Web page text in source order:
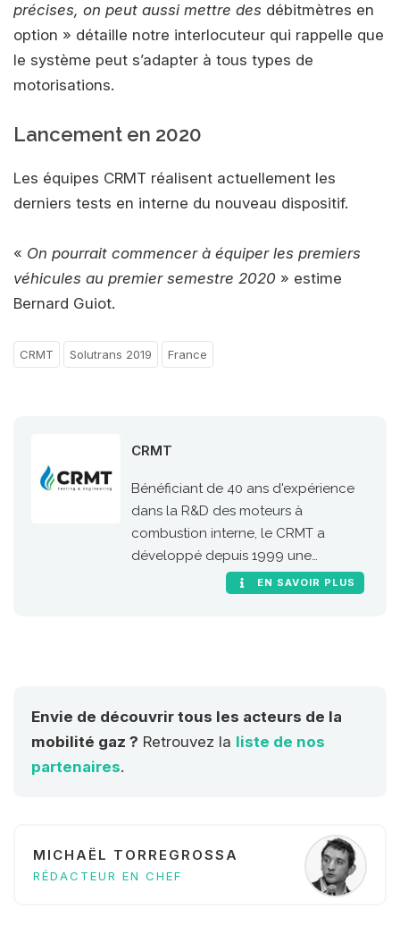
précises, on peut aussi mettre des débitmètres en
option » détaille notre interlocuteur qui rappelle que
le système peut s’adapter à tous types de
motorisations.
Lancement en 2020
Les équipes CRMT réalisent actuellement les
derniers tests en interne du nouveau dispositif.
« On pourrait commencer à équiper les premiers
véhicules au premier semestre 2020 » estime
Bernard Guiot.
CRMT Solutrans 2019 France
CRMT
Bénéficiant de 40 ans d'expérience
dans la R&D des moteurs à
combustion interne, le CRMT a
développé depuis 1999 une
expertise et un savoir-faire dans les
EN SAVOIR PLUS
Envie de découvrir tous les acteurs de la
mobilité gaz ? Retrouvez la liste de nos
partenaires.
MICHAËL TORREGROSSA
RÉDACTEUR EN CHEF